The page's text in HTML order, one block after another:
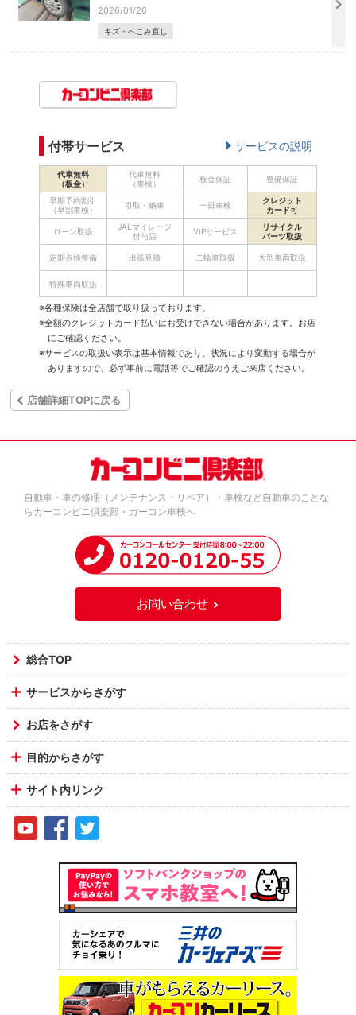
2026/01/26
キズ・へこみ直し
付帯サービス サービスの説明
代車無料
（板金）
代車無料
（車検）
板金保証 整備保証
早期予約割引
（早割車検）
引取・納車 一日車検
クレジット
カード可
ローン取扱
JALマイレージ
付与店
VIPサービス
リサイクル
パーツ取扱
定期点検整備 出張見積 二輪車取扱 大型車両取扱
特殊車両取扱
※各種保険は全店舗で取り扱っております。
※全額のクレジットカード払いはお受けできない場合があります。お店
にご確認ください。
※サービスの取扱い表示は基本情報であり、状況により変動する場合が
ありますので、必ず事前に電話等でご確認のうえご来店ください。
店舗詳細TOPに戻る
自動車・車の修理（メンテナンス・リペア）・車検など自動車のことな
らカーコンビニ倶楽部・カーコン車検へ
お問い合わせ
総合TOP
サービスからさがす
お店をさがす
目的からさがす
サイト内リンク